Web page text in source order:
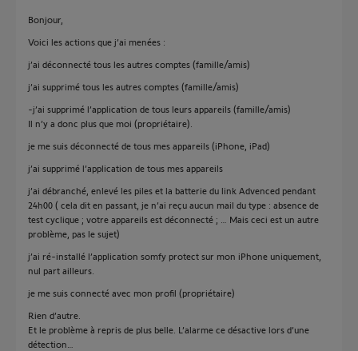
Bonjour,
Voici les actions que j’ai menées :
j’ai déconnecté tous les autres comptes (famille/amis)
j’ai supprimé tous les autres comptes (famille/amis)
-j’ai supprimé l’application de tous leurs appareils (famille/amis)
Il n’y a donc plus que moi (propriétaire).
je me suis déconnecté de tous mes appareils (iPhone, iPad)
j’ai supprimé l’application de tous mes appareils
j’ai débranché, enlevé les piles et la batterie du link Advenced pendant
24h00 ( cela dit en passant, je n’ai reçu aucun mail du type : absence de
test cyclique ; votre appareils est déconnecté ; … Mais ceci est un autre
problème, pas le sujet)
j’ai ré-installé l’application somfy protect sur mon iPhone uniquement,
nul part ailleurs.
je me suis connecté avec mon profil (propriétaire)
Rien d’autre.
Et le problème à repris de plus belle. L’alarme ce désactive lors d’une
détection…